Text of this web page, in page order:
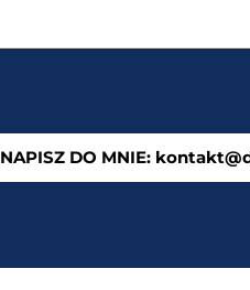
NAPISZ DO MNIE: